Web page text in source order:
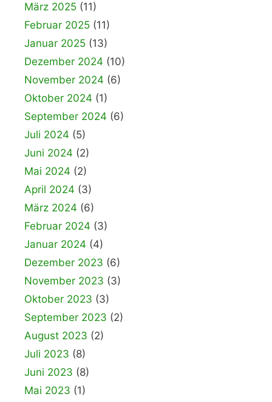
März 2025 (11)
Februar 2025 (11)
Januar 2025 (13)
Dezember 2024 (10)
November 2024 (6)
Oktober 2024 (1)
September 2024 (6)
Juli 2024 (5)
Juni 2024 (2)
Mai 2024 (2)
April 2024 (3)
März 2024 (6)
Februar 2024 (3)
Januar 2024 (4)
Dezember 2023 (6)
November 2023 (3)
Oktober 2023 (3)
September 2023 (2)
August 2023 (2)
Juli 2023 (8)
Juni 2023 (8)
Mai 2023 (1)